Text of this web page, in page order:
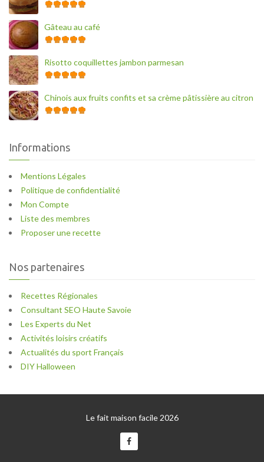
Gâteau au café
Risotto coquillettes jambon parmesan
Chinois aux fruits confits et sa crème pâtissière au citron
Informations
Mentions Légales
Politique de confidentialité
Mon Compte
Liste des membres
Proposer une recette
Nos partenaires
Recettes Régionales
Consultant SEO Haute Savoie
Les Experts du Net
Activités loisirs créatifs
Actualités du sport Français
DIY Halloween
Le fait maison facile 2026